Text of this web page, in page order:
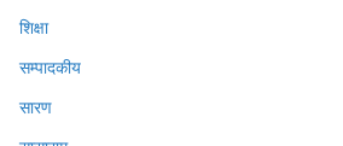
शिक्षा
सम्पादकीय
सारण